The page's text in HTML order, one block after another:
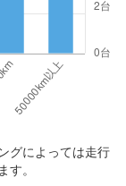
グによっては走行
。